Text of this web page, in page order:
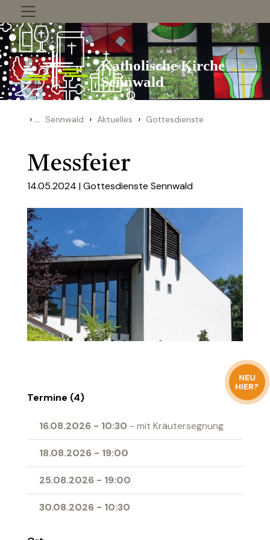
NEU
HIER?
Zum Inhalt springen
› ... Sennwald › Aktuelles › Gottesdienste
Messfeier
14.05.2024 |Gottesdienste Sennwald
Termine (4)
16.08.2026 - 10:30 - mit Kräutersegnung
18.08.2026 - 19:00
25.08.2026 - 19:00
30.08.2026 - 10:30